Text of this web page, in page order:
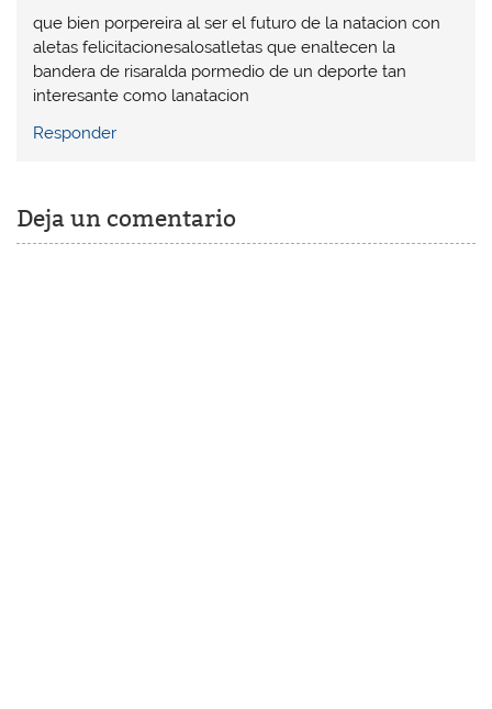
que bien porpereira al ser el futuro de la natacion con
aletas felicitacionesalosatletas que enaltecen la
bandera de risaralda pormedio de un deporte tan
interesante como lanatacion
Responder
Deja un comentario